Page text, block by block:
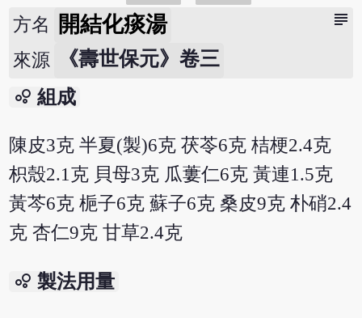
subject
方名 開結化痰湯
來源 《壽世保元》卷三
bubble_chart 組成
陳皮3克 半夏(製)6克 茯苓6克 桔梗2.4克
枳殼2.1克 貝母3克 瓜蔞仁6克 黃連1.5克
黃芩6克 梔子6克 蘇子6克 桑皮9克 朴硝2.4
克 杏仁9克 甘草2.4克
bubble_chart 製法用量